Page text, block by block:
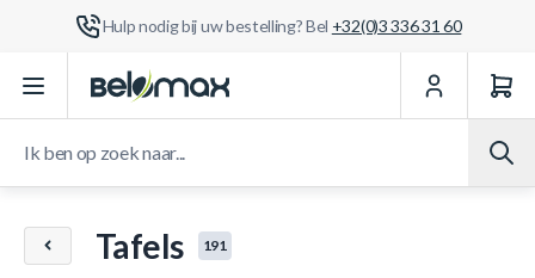
Hulp nodig bij uw bestelling? Bel +32(0)3 336 31 60
Ga naar de inhoud
Tafels 191